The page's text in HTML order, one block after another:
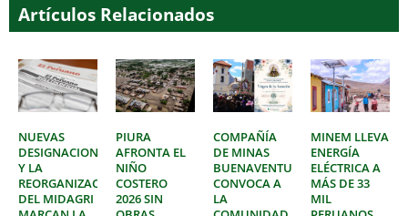
Artículos Relacionados
NUEVAS
DESIGNACIONES
Y LA
REORGANIZACIÓN
DEL MIDAGRI
PIURA
AFRONTA EL
NIÑO
COSTERO
2026 SIN
COMPAÑÍA
DE MINAS
BUENAVENTURA
CONVOCA A
LA
MINEM LLEVA
ENERGÍA
ELÉCTRICA A
MÁS DE 33
MIL